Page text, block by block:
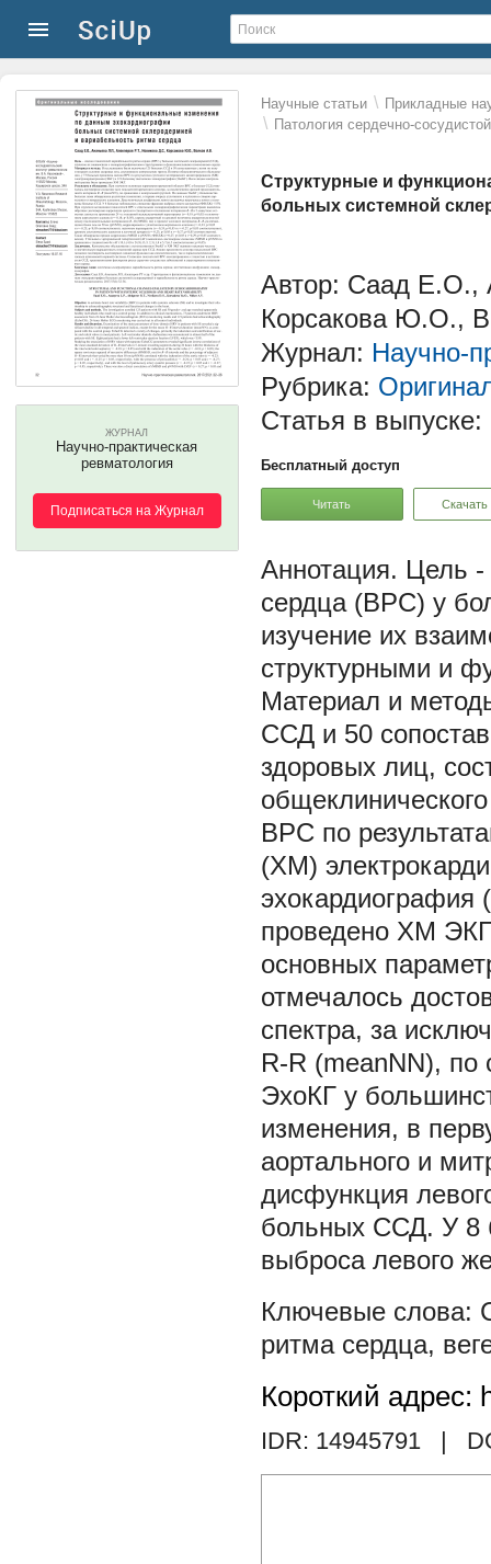
Научные статьи \ Прикладные
\ Патология сердечно-
Структурные и
больных системной
ЖУРНАЛ
Научно-практическая
ревматология
Подписаться на Журнал
Автор: Саад Е.О.,
Корсакова Ю.О.,
Журнал: Научно-
Рубрика:
Статья в выпуске:
Бесплатный доступ
Читать Скачать
Цель -
сердца (ВРС) у
изучение их
структурными и
Материал и
ССД и 50
здоровых лиц,
ВРС по
(ХМ)
проведено ХМ
основных
отмечалось
спектра, за
R-R (meanNN), по
ЭхоКГ у
изменения, в
аортального и
дисфункция
больных ССД. У 8
выброса левого
ритма сердца,
Короткий адрес:
IDR: 14945791 |